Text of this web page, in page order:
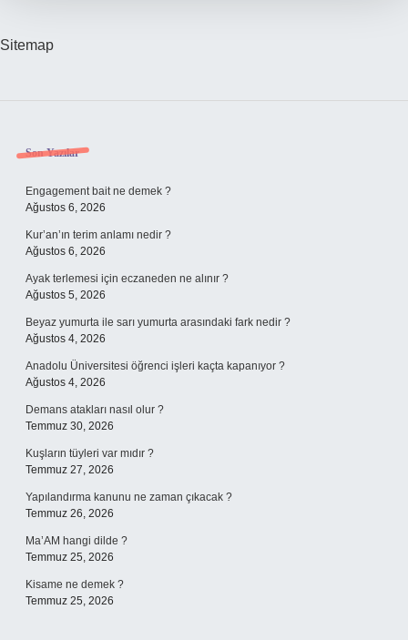
Sitemap
Sidebar
Son Yazılar
Engagement bait ne demek ?
Ağustos 6, 2026
Kur’an’ın terim anlamı nedir ?
Ağustos 6, 2026
Ayak terlemesi için eczaneden ne alınır ?
Ağustos 5, 2026
Beyaz yumurta ile sarı yumurta arasındaki fark nedir ?
Ağustos 4, 2026
Anadolu Üniversitesi öğrenci işleri kaçta kapanıyor ?
Ağustos 4, 2026
Demans atakları nasıl olur ?
Temmuz 30, 2026
Kuşların tüyleri var mıdır ?
Temmuz 27, 2026
Yapılandırma kanunu ne zaman çıkacak ?
Temmuz 26, 2026
Ma’AM hangi dilde ?
Temmuz 25, 2026
Kisame ne demek ?
Temmuz 25, 2026